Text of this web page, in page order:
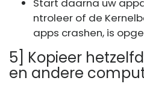
Start daarna uw
ntroleer of de
apps crashen, is
5] Kopieer
en andere